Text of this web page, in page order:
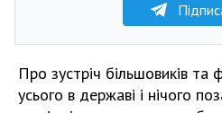
Про зустріч більшовиків та
усього в державі і нічого